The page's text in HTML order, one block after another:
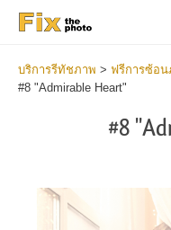
บริการรีทัชภาพ > ฟรีการซ้อน
#8 "Admirable Heart"
#8